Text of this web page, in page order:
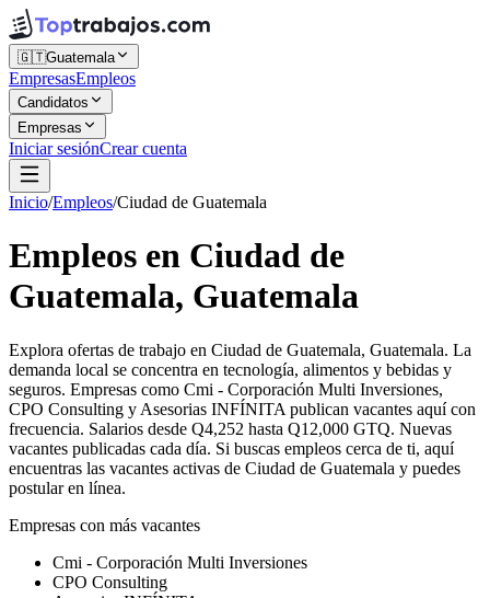
🇬🇹Guatemala
EmpresasEmpleos
Candidatos
Empresas
Iniciar sesiónCrear cuenta
Inicio/Empleos/Ciudad de Guatemala
Empleos en Ciudad de
Guatemala, Guatemala
Explora ofertas de trabajo en Ciudad de Guatemala, Guatemala. La
demanda local se concentra en tecnología, alimentos y bebidas y
seguros. Empresas como Cmi - Corporación Multi Inversiones,
CPO Consulting y Asesorias INFÍNITA publican vacantes aquí con
frecuencia. Salarios desde Q4,252 hasta Q12,000 GTQ. Nuevas
vacantes publicadas cada día. Si buscas empleos cerca de ti, aquí
encuentras las vacantes activas de Ciudad de Guatemala y puedes
postular en línea.
Empresas con más vacantes
Cmi - Corporación Multi Inversiones
CPO Consulting